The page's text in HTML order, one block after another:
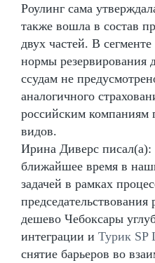
Роулинг сама
также вошла в состав
двух частей. В
нормы резервирования
ссудам не
аналогичного
российским компаниям
видов.
Ирина Диверс
ближайшее время в
задачей в рамках
дешево Чебоксары
интеграции и Турик SP
снятие барьеров во